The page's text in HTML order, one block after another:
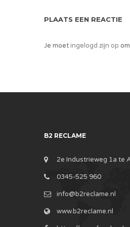
PLAATS EEN REACTIE
Je moetingelogd zijn op
B2 RECLAME
2e Industrieweg 1a te
0345-525 960
info@b2reclame.nl
www.b2reclame.nl